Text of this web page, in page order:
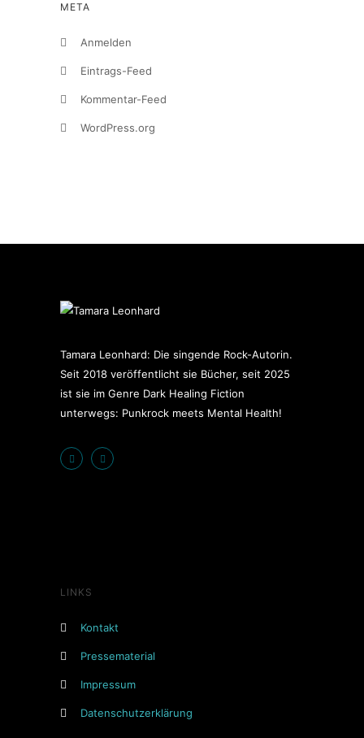
META
Anmelden
Eintrags-Feed
Kommentar-Feed
WordPress.org
Tamara Leonhard: Die singende Rock-Autorin.
Seit 2018 veröffentlicht sie Bücher, seit 2025
ist sie im Genre Dark Healing Fiction
unterwegs: Punkrock meets Mental Health!
LINKS
Kontakt
Pressematerial
Impressum
Datenschutzerklärung